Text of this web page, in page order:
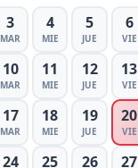
3
MAR
4
MIE
5
JUE
6
VIE
10
MAR
11
MIE
12
JUE
13
VIE
17
MAR
18
MIE
19
JUE
20
VIE
24 25 26 27